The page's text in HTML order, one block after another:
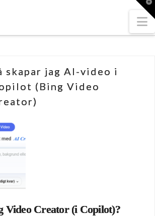
skapar jag AI-video i
(Bing Video
Video Creator (i Copilot)?